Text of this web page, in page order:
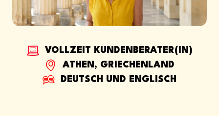
VOLLZEIT KUNDENBERATER(IN)
ATHEN, GRIECHENLAND
DEUTSCH UND ENGLISCH